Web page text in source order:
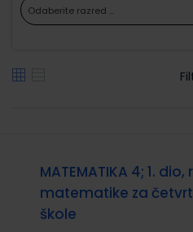
Odaberite razred ...
MATEMATIKA 4; 1.
matematike za
škole